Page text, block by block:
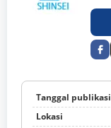
Tanggal publikasi
Lokasi